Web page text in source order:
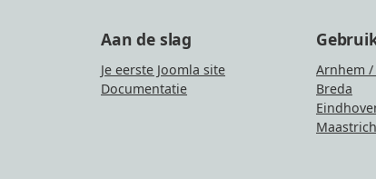
Aan de slag
Je eerste Joomla site
Documentatie
Arnhem
Breda